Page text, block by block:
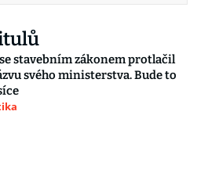
stavebním zákonem protlačil
svého ministerstva. Bude to